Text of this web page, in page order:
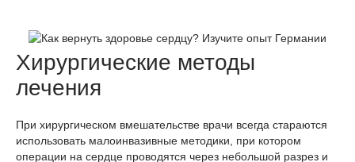
Хирургические методы
лечения
При хирургическом вмешательстве врачи всегда стараются
использовать малоинвазивные методики, при котором
операции на сердце проводятся через небольшой разрез и